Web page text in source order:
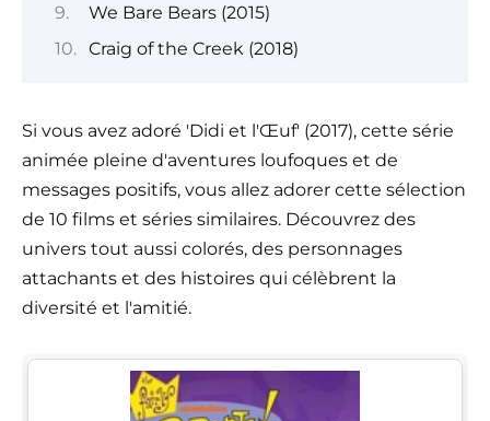
We Bare Bears (2015)
Craig of the Creek (2018)
Si vous avez adoré 'Didi et l'Œuf' (2017), cette série
animée pleine d'aventures loufoques et de
messages positifs, vous allez adorer cette sélection
de 10 films et séries similaires. Découvrez des
univers tout aussi colorés, des personnages
attachants et des histoires qui célèbrent la
diversité et l'amitié.